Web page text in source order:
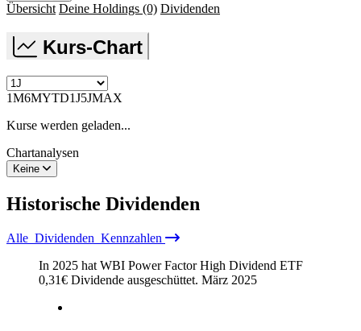
Übersicht Deine Holdings (0) Dividenden
Kurs-Chart
1M6MYTD1J5JMAX
Kurse werden geladen...
Chartanalysen
Keine
Historische Dividenden
Alle Dividenden Kennzahlen
In 2025 hat WBI Power Factor High Dividend ETF
0,31€ Dividende ausgeschüttet. März 2025